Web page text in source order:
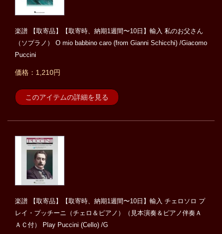
楽譜 【取寄品】【取寄時、納期1週間〜10日】輸入 私のお父さん
（ソプラノ） O mio babbino caro (from Gianni Schicchi) /Giacomo
Puccini
価格：1,210円
このアイテムの詳細を見る
楽譜 【取寄品】【取寄時、納期1週間〜10日】輸入 チェロソロ プ
レイ・プッチーニ（チェロ＆ピアノ）（見本演奏＆ピアノ伴奏Ａ
ＡＣ付） Play Puccini (Cello) /G